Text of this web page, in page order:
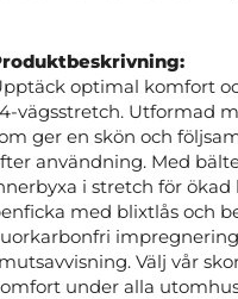
optimal komfort
vägsstretch. Utformad
ger en skön och
användning. Med
i stretch för ökad
med blixtlås och
Välj vår
under alla